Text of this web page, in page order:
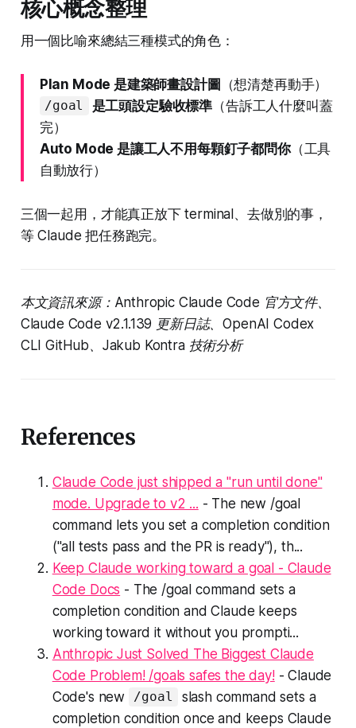
核心概念整理
用一個比喻來總結三種模式的角色：
Plan Mode 是建築師畫設計圖 （想清楚再動手）
/goal 是工頭設定驗收標準 （告訴工人什麼叫蓋
完）
Auto Mode 是讓工人不用每顆釘子都問你（工具
自動放行）
三個一起用，才能真正放下 terminal、去做別的事，
等 Claude 把任務跑完。
本文資訊來源：Anthropic Claude Code 官方文件、
Claude Code v2.1.139 更新日誌、OpenAI Codex
CLI GitHub、Jakub Kontra 技術分析
References
Claude Code just shipped a "run until done"
mode. Upgrade to v2 ... - The new /goal
command lets you set a completion condition
("all tests pass and the PR is ready"), th...
Keep Claude working toward a goal - Claude
Code Docs - The /goal command sets a
completion condition and Claude keeps
working toward it without you prompti...
Anthropic Just Solved The Biggest Claude
Code Problem! /goals safes the day!- Claude
Code's new
/goal
slash command sets a
completion condition once and keeps Claude